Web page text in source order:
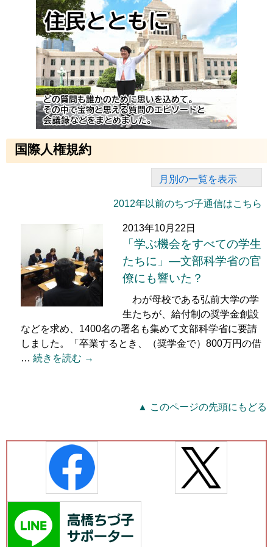
国際人権規約
月別の一覧を表示
2012年以前のちづ子通信はこちら
2013年10月22日
「学ぶ機会をすべての学生
たちに」―文部科学省の官
僚にも響いた？
わが母校である弘前大学の学
生たちが、給付制の奨学金創設
などを求め、1400名の署名も集めて文部科学省に要請
しました。「卒業するとき、（奨学金で）800万円の借
… 続きを読む →
▲ このページの先頭にもどる